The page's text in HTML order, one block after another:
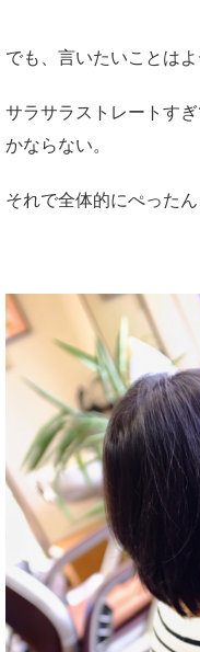
でも、言いたいことはよ
サラサラストレートす
かならない。
それで全体的にぺったん